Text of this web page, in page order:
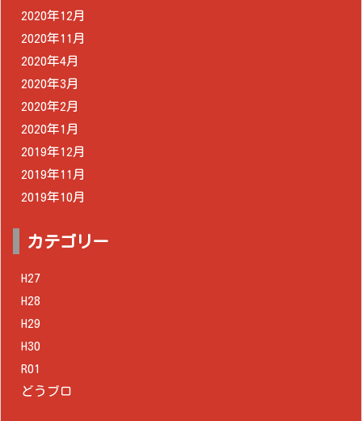
2020年12月
2020年11月
2020年4月
2020年3月
2020年2月
2020年1月
2019年12月
2019年11月
2019年10月
カテゴリー
H27
H28
H29
H30
R01
どうブロ